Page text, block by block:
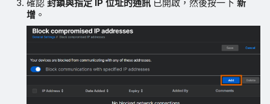
確認封鎖與指定 IP 位址的通訊 已開啟，然後按一下新
增 。